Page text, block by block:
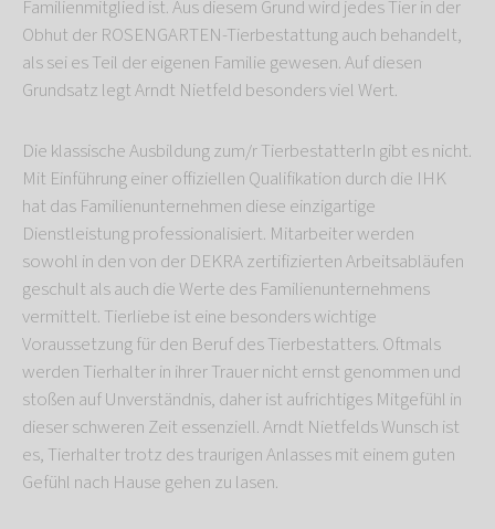
Familienmitglied ist. Aus diesem Grund wird jedes Tier in der
Obhut der ROSENGARTEN-Tierbestattung auch behandelt,
als sei es Teil der eigenen Familie gewesen. Auf diesen
Grundsatz legt Arndt Nietfeld besonders viel Wert.
Die klassische Ausbildung zum/r TierbestatterIn gibt es nicht.
Mit Einführung einer offiziellen Qualifikation durch die IHK
hat das Familienunternehmen diese einzigartige
Dienstleistung professionalisiert. Mitarbeiter werden
sowohl in den von der DEKRA zertifizierten Arbeitsabläufen
geschult als auch die Werte des Familienunternehmens
vermittelt. Tierliebe ist eine besonders wichtige
Voraussetzung für den Beruf des Tierbestatters. Oftmals
werden Tierhalter in ihrer Trauer nicht ernst genommen und
stoßen auf Unverständnis, daher ist aufrichtiges Mitgefühl in
dieser schweren Zeit essenziell. Arndt Nietfelds Wunsch ist
es, Tierhalter trotz des traurigen Anlasses mit einem guten
Gefühl nach Hause gehen zu lasen.